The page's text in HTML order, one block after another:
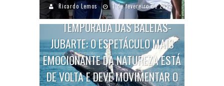
Ricardo Lemos 1 de fevereiro de 2022
TEMPORADA DAS BALEIAS-
JUBARTE: O ESPETÁCULO MAIS
EMOCIONANTE DA NATUREZA ESTÁ
DE VOLTA E DEVE MOVIMENTAR O